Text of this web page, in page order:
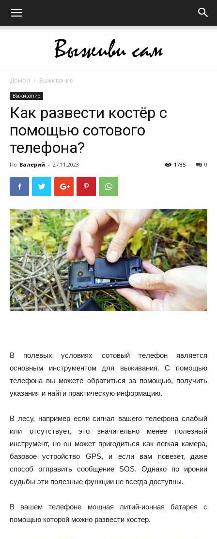
сам
Домой Выживание
Выживание
Как развести костёр с
помощью сотового
телефона?
По Валерий - 27.11.2023 0
1785
В полевых условиях сотовый телефон является
основным инструментом для выживания. С помощью
телефона вы можете обратиться за помощью, получить
указания и найти практическую информацию.
В лесу, например если сигнал вашего телефона слабый
или отсутствует, это значительно менее полезный
инструмент, но он может пригодиться как легкая камера,
базовое устройство GPS, и если вам повезет, даже
способ отправить сообщение SOS. Однако по иронии
судьбы эти полезные функции не всегда доступны.
В вашем телефоне мощная литий-ионная батарея с
помощью которой можно развести костер.